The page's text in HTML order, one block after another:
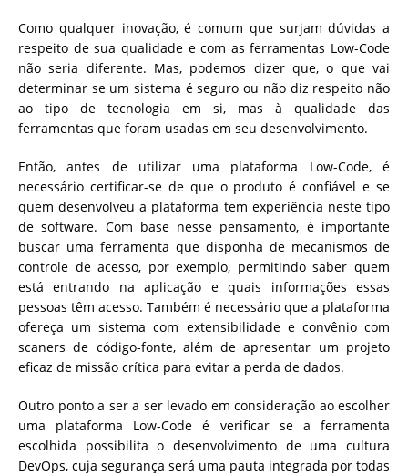
Como qualquer inovação, é comum que surjam dúvidas a
respeito de sua qualidade e com as ferramentas Low-Code
não seria diferente. Mas, podemos dizer que, o que vai
determinar se um sistema é seguro ou não diz respeito não
ao tipo de tecnologia em si, mas à qualidade das
ferramentas que foram usadas em seu desenvolvimento.
Então, antes de utilizar uma plataforma Low-Code, é
necessário certificar-se de que o produto é confiável e se
quem desenvolveu a plataforma tem experiência neste tipo
de software. Com base nesse pensamento, é importante
buscar uma ferramenta que disponha de mecanismos de
controle de acesso, por exemplo, permitindo saber quem
está entrando na aplicação e quais informações essas
pessoas têm acesso. Também é necessário que a plataforma
ofereça um sistema com extensibilidade e convênio com
scaners de código-fonte, além de apresentar um projeto
eficaz de missão crítica para evitar a perda de dados.
Outro ponto a ser a ser levado em consideração ao escolher
uma plataforma Low-Code é verificar se a ferramenta
escolhida possibilita o desenvolvimento de uma cultura
DevOps, cuja segurança será uma pauta integrada por todas